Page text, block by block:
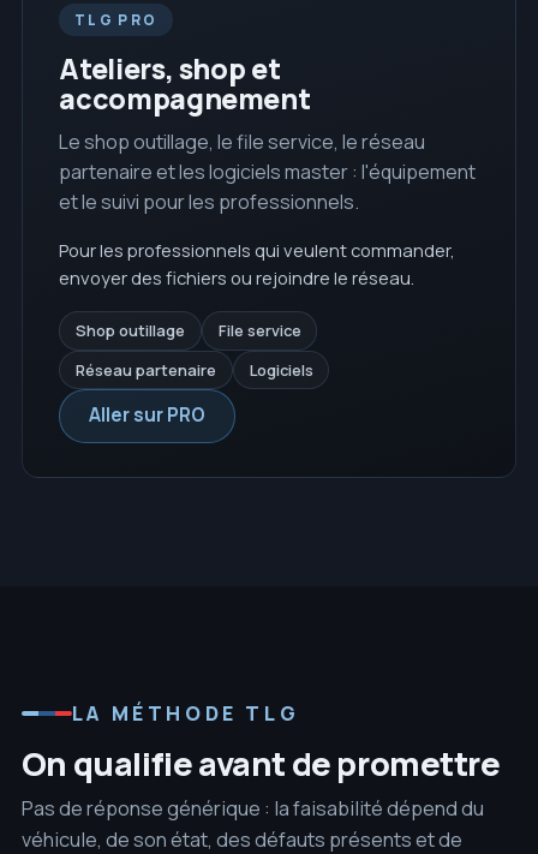
TLG PRO
Ateliers, shop et
accompagnement
Le shop outillage, le file service, le réseau
partenaire et les logiciels master : l'équipement
et le suivi pour les professionnels.
Pour les professionnels qui veulent commander,
envoyer des fichiers ou rejoindre le réseau.
Shop outillage
File service
Réseau partenaire
Logiciels
Aller sur PRO
LA MÉTHODE TLG
On qualifie avant de promettre
Pas de réponse générique : la faisabilité dépend du
véhicule, de son état, des défauts présents et de